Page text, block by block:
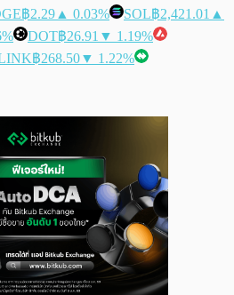
฿2.29 ▲ 0.03% SOL฿2,421.01 ▲
DOT฿26.91 ▼ 1.19%
฿268.50▼ 1.22%